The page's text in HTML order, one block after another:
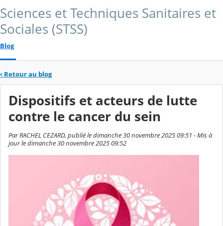
Sciences et Techniques Sanitaires et
Sociales (STSS)
Blog
‹ Retour au blog
Dispositifs et acteurs de lutte
contre le cancer du sein
Par RACHEL CEZARD, publié le dimanche 30 novembre 2025 09:51 - Mis à
jour le dimanche 30 novembre 2025 09:52